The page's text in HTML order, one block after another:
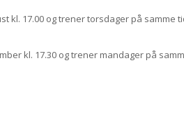
kl. 17.00 og trener torsdager på samme
kl. 17.30 og trener mandager på